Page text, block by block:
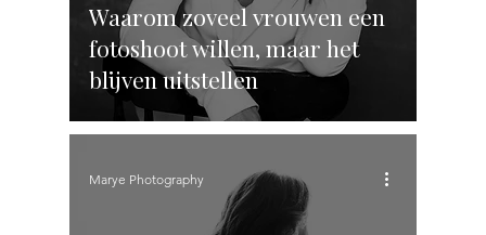
Waarom zoveel vrouwen een
fotoshoot willen, maar het
blijven uitstellen
Marye Photography